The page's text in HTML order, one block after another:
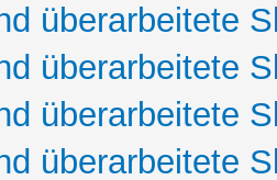
überarbeitete
überarbeitete
überarbeitete
überarbeitete